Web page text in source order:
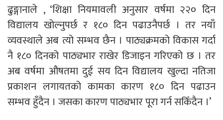
ढुङ्गानाले , ‘शिक्षा नियमावली अनुसार वर्षमा २२० दिन
विद्यालय खोल्नुपर्छ र १८० दिन पढाउनैपर्छ । तर नयाँ
व्यवस्थाले अब त्यो सम्भव छैन । पाठ्यक्रमको विकास गर्दा
नै १८० दिनको पाठ्यभार राखेर डिजाइन गरिएको छ । तर
अब वर्षमा औषतमा दुई सय दिन विद्यालय खुल्दा नतिजा
प्रकाशन लगायतको कामका कारण १८० दिन पढाउन
सम्भव हुँदैन । जसका कारण पाठ्यभार पूरा गर्न सकिँदैन ।’